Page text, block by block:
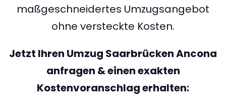
maßgeschneidertes Umzugsangebot
ohne versteckte Kosten.
Jetzt Ihren Umzug Saarbrücken Ancona
anfragen & einen exakten
Kostenvoranschlag erhalten: